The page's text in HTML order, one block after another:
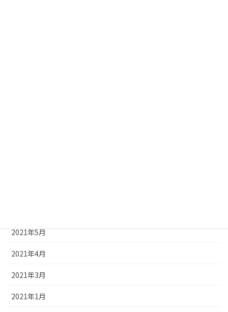
2021年5月
2021年4月
2021年3月
2021年1月